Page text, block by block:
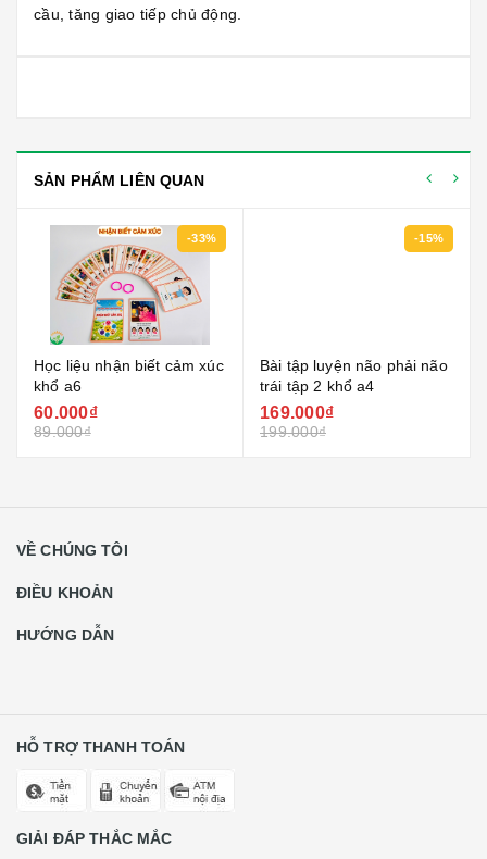
cầu, tăng giao tiếp chủ động.
SẢN PHẨM LIÊN QUAN
-33%
Học liệu nhận biết cảm xúc
khổ a6
60.000₫
89.000₫
-15%
Bài tập luyện não phải não
trái tập 2 khổ a4
169.000₫
199.000₫
VỀ CHÚNG TÔI
ĐIỀU KHOẢN
HƯỚNG DẪN
HỖ TRỢ THANH TOÁN
GIẢI ĐÁP THẮC MẮC